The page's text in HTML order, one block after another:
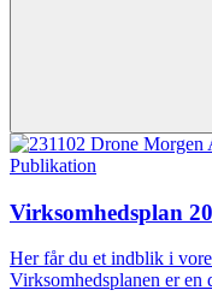
Publikation
Virksomhedsplan
Her får du et indblik i
Virksomhedsplanen er